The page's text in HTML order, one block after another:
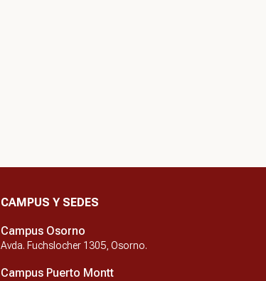
CAMPUS Y SEDES
Campus Osorno
Avda. Fuchslocher 1305, Osorno.
Campus Puerto Montt